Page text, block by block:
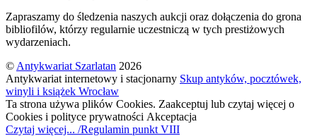
Zapraszamy do śledzenia naszych aukcji oraz dołączenia do grona
bibliofilów, którzy regularnie uczestniczą w tych prestiżowych
wydarzeniach.
© Antykwariat Szarlatan 2026
Antykwariat internetowy i stacjonarny Skup antyków, pocztówek,
winyli i książek Wrocław
Ta strona używa plików Cookies. Zaakceptuj lub czytaj więcej o
Cookies i polityce prywatności Akceptacja
Czytaj więcej... /Regulamin punkt VIII